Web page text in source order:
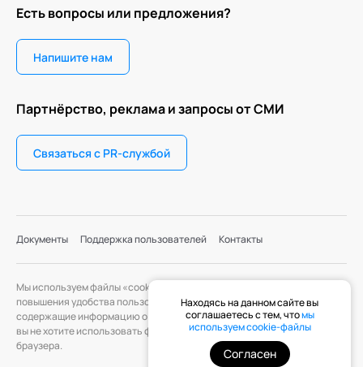
Есть вопросы или предложения?
Напишите нам
Партнёрство, реклама и запросы от СМИ
Связаться с PR-службой
Документы Поддержка пользователей Контакты
Мы используем файлы «cookie» с целью персонализации сервисов и
повышения удобства пользования веб-сайтом. «Cookie» — файлы,
содержащие информацию о предыдущих посещениях веб-сайта. Если
вы не хотите использовать файлы «cookie», измените настройки
браузера.
Находясь на данном сайте вы
соглашаетесь с тем, чтомы
используем cookie-файлы
Согласен